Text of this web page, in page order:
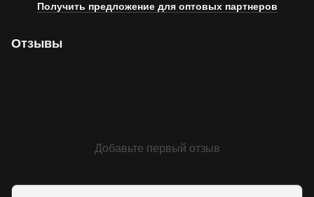
Получить предложение для оптовых партнеров
Отзывы
Добавьте первый отзыв